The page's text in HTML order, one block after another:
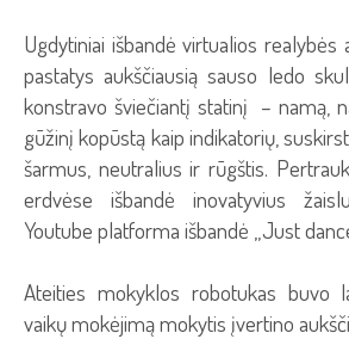
Ugdytiniai išbandė virtualios realybės
pastatys aukščiausią sauso ledo
konstravo šviečiantį statinį – namą,
gūžinį kopūstą kaip indikatorių,
šarmus, neutralius ir rūgštis.
erdvėse išbandė inovatyvius
Youtube platforma išbandė „Just
Ateities mokyklos robotukas buvo
vaikų mokėjimą mokytis įvertino